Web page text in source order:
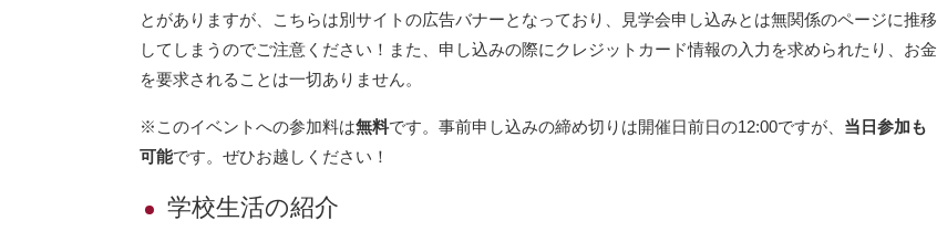
とがありますが、こちらは別サイトの広告バナーとなっており、見学会申し込みとは無関係のページに推移
してしまうのでご注意ください！また、申し込みの際にクレジットカード情報の入力を求められたり、お金
を要求されることは一切ありません。
※このイベントへの参加料は無料です。事前申し込みの締め切りは開催日前日の12:00ですが、 当日参加も
可能です。ぜひお越しください！
学校生活の紹介